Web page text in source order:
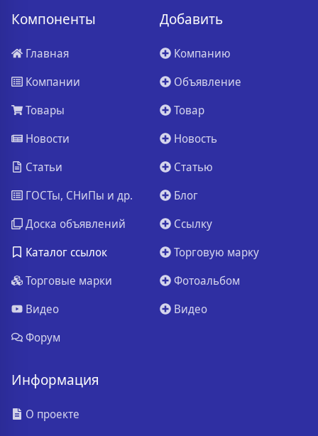
Компоненты
Главная
Компании
Товары
Новости
Статьи
ГОСТы, СНиПы и др.
Доска объявлений
Каталог ссылок
Торговые марки
Видео
Форум
Добавить
Компанию
Объявление
Товар
Новость
Статью
Блог
Ссылку
Торговую марку
Фотоальбом
Видео
Информация
О проекте